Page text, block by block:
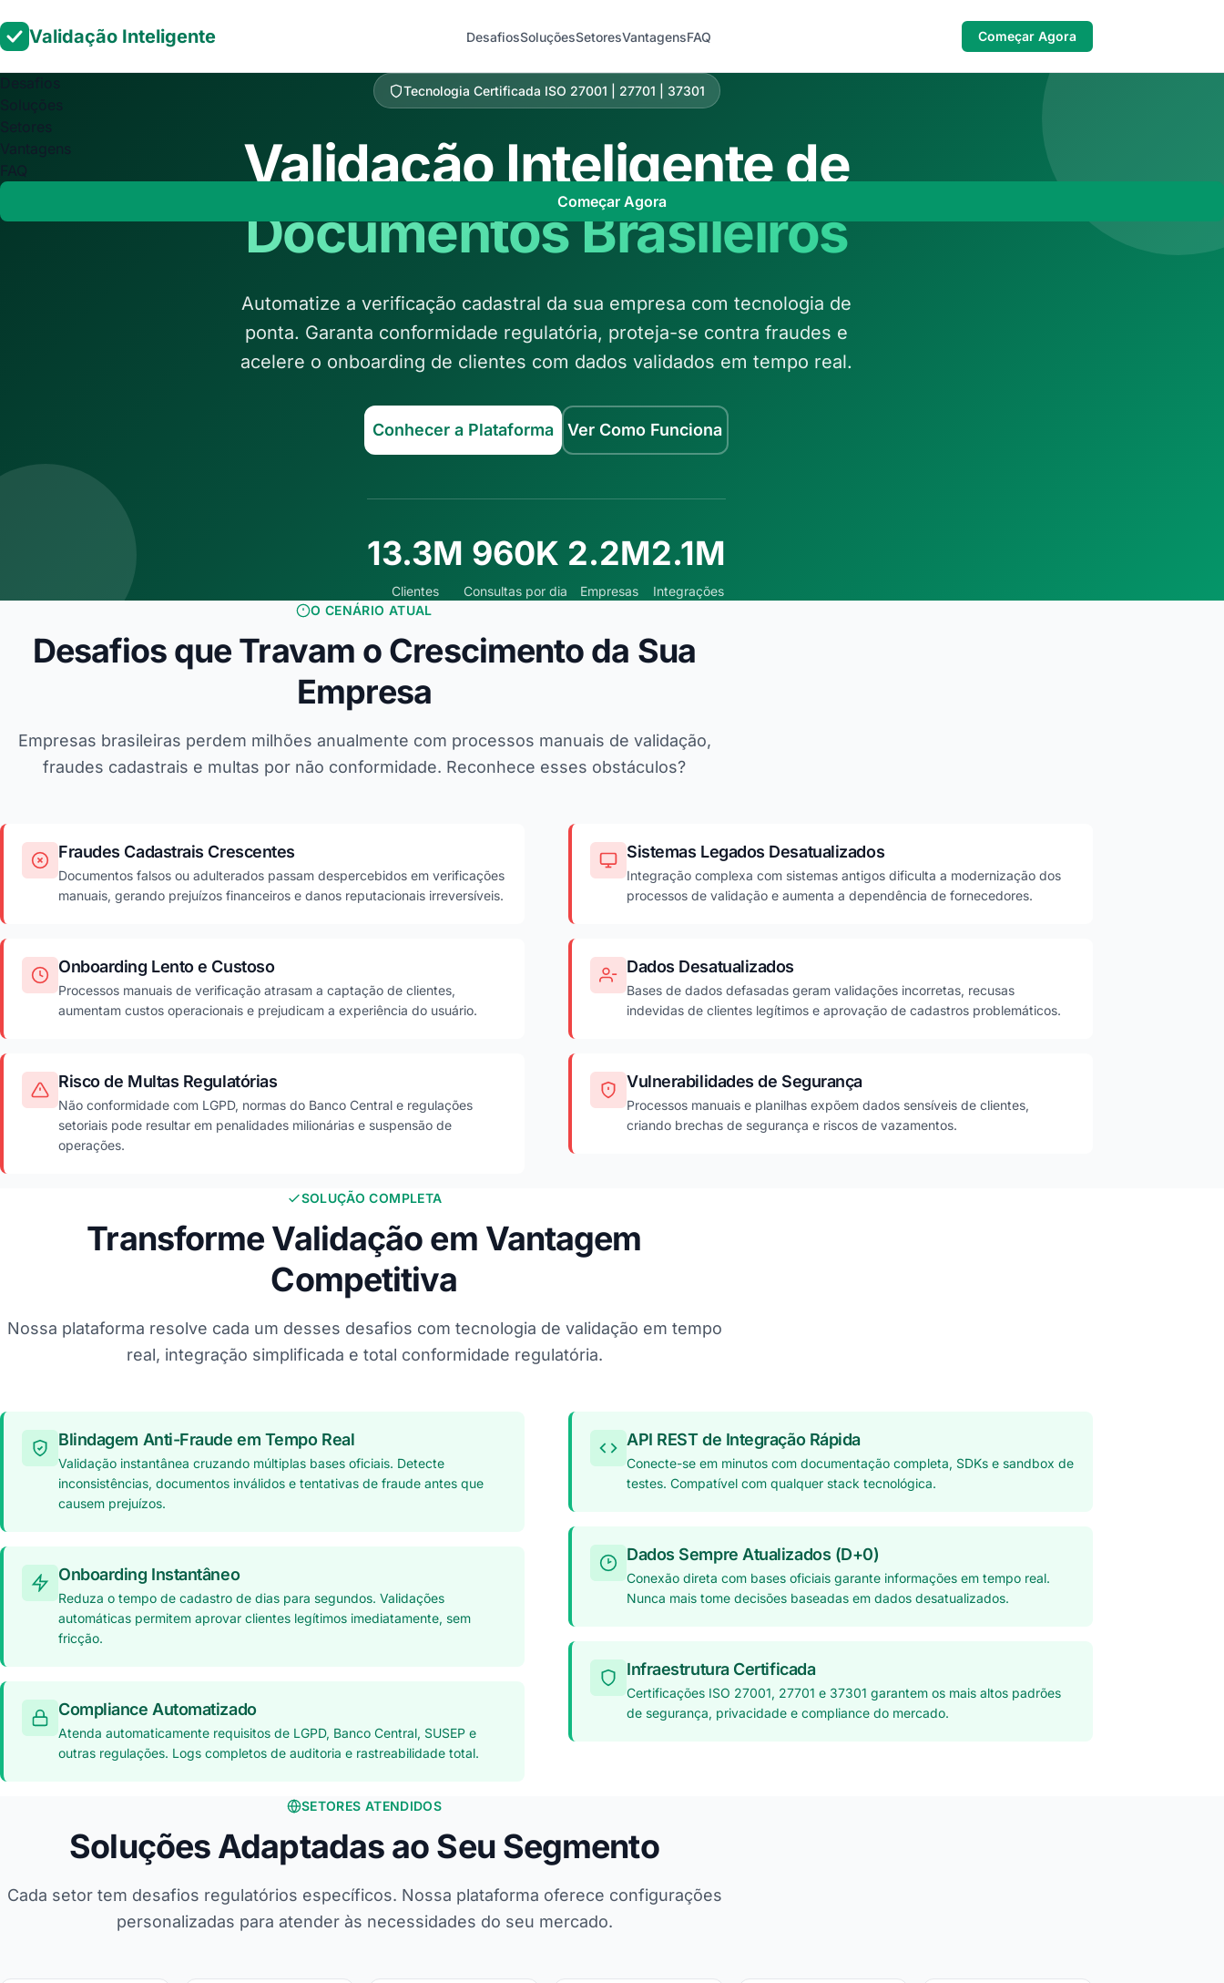
Validação Inteligente DesafiosSoluçõesSetoresVantagensFAQ Começar Agora
Desafios
Soluções
Setores
Vantagens
FAQ
Começar Agora
Tecnologia Certificada ISO 27001 | 27701 | 37301
Validação Inteligente de
Documentos Brasileiros
Automatize a verificação cadastral da sua empresa com tecnologia de
ponta. Garanta conformidade regulatória, proteja-se contra fraudes e
acelere o onboarding de clientes com dados validados em tempo real.
Conhecer a Plataforma Ver Como Funciona
13.3M
Clientes
960K
Consultas por dia
2.2M
Empresas
2.1M
Integrações
O CENÁRIO ATUAL
Desafios que Travam o Crescimento da Sua
Empresa
Empresas brasileiras perdem milhões anualmente com processos manuais de validação,
fraudes cadastrais e multas por não conformidade. Reconhece esses obstáculos?
Fraudes Cadastrais Crescentes
Documentos falsos ou adulterados passam despercebidos em verificações
manuais, gerando prejuízos financeiros e danos reputacionais irreversíveis.
Onboarding Lento e Custoso
Processos manuais de verificação atrasam a captação de clientes,
aumentam custos operacionais e prejudicam a experiência do usuário.
Risco de Multas Regulatórias
Não conformidade com LGPD, normas do Banco Central e regulações
setoriais pode resultar em penalidades milionárias e suspensão de
operações.
Sistemas Legados Desatualizados
Integração complexa com sistemas antigos dificulta a modernização dos
processos de validação e aumenta a dependência de fornecedores.
Dados Desatualizados
Bases de dados defasadas geram validações incorretas, recusas
indevidas de clientes legítimos e aprovação de cadastros problemáticos.
Vulnerabilidades de Segurança
Processos manuais e planilhas expõem dados sensíveis de clientes,
criando brechas de segurança e riscos de vazamentos.
SOLUÇÃO COMPLETA
Transforme Validação em Vantagem
Competitiva
Nossa plataforma resolve cada um desses desafios com tecnologia de validação em tempo
real, integração simplificada e total conformidade regulatória.
Blindagem Anti-Fraude em Tempo Real
Validação instantânea cruzando múltiplas bases oficiais. Detecte
inconsistências, documentos inválidos e tentativas de fraude antes que
causem prejuízos.
Onboarding Instantâneo
Reduza o tempo de cadastro de dias para segundos. Validações
automáticas permitem aprovar clientes legítimos imediatamente, sem
fricção.
Compliance Automatizado
Atenda automaticamente requisitos de LGPD, Banco Central, SUSEP e
outras regulações. Logs completos de auditoria e rastreabilidade total.
API REST de Integração Rápida
Conecte-se em minutos com documentação completa, SDKs e sandbox de
testes. Compatível com qualquer stack tecnológica.
Dados Sempre Atualizados (D+0)
Conexão direta com bases oficiais garante informações em tempo real.
Nunca mais tome decisões baseadas em dados desatualizados.
Infraestrutura Certificada
Certificações ISO 27001, 27701 e 37301 garantem os mais altos padrões
de segurança, privacidade e compliance do mercado.
SETORES ATENDIDOS
Soluções Adaptadas ao Seu Segmento
Cada setor tem desafios regulatórios específicos. Nossa plataforma oferece configurações
personalizadas para atender às necessidades do seu mercado.